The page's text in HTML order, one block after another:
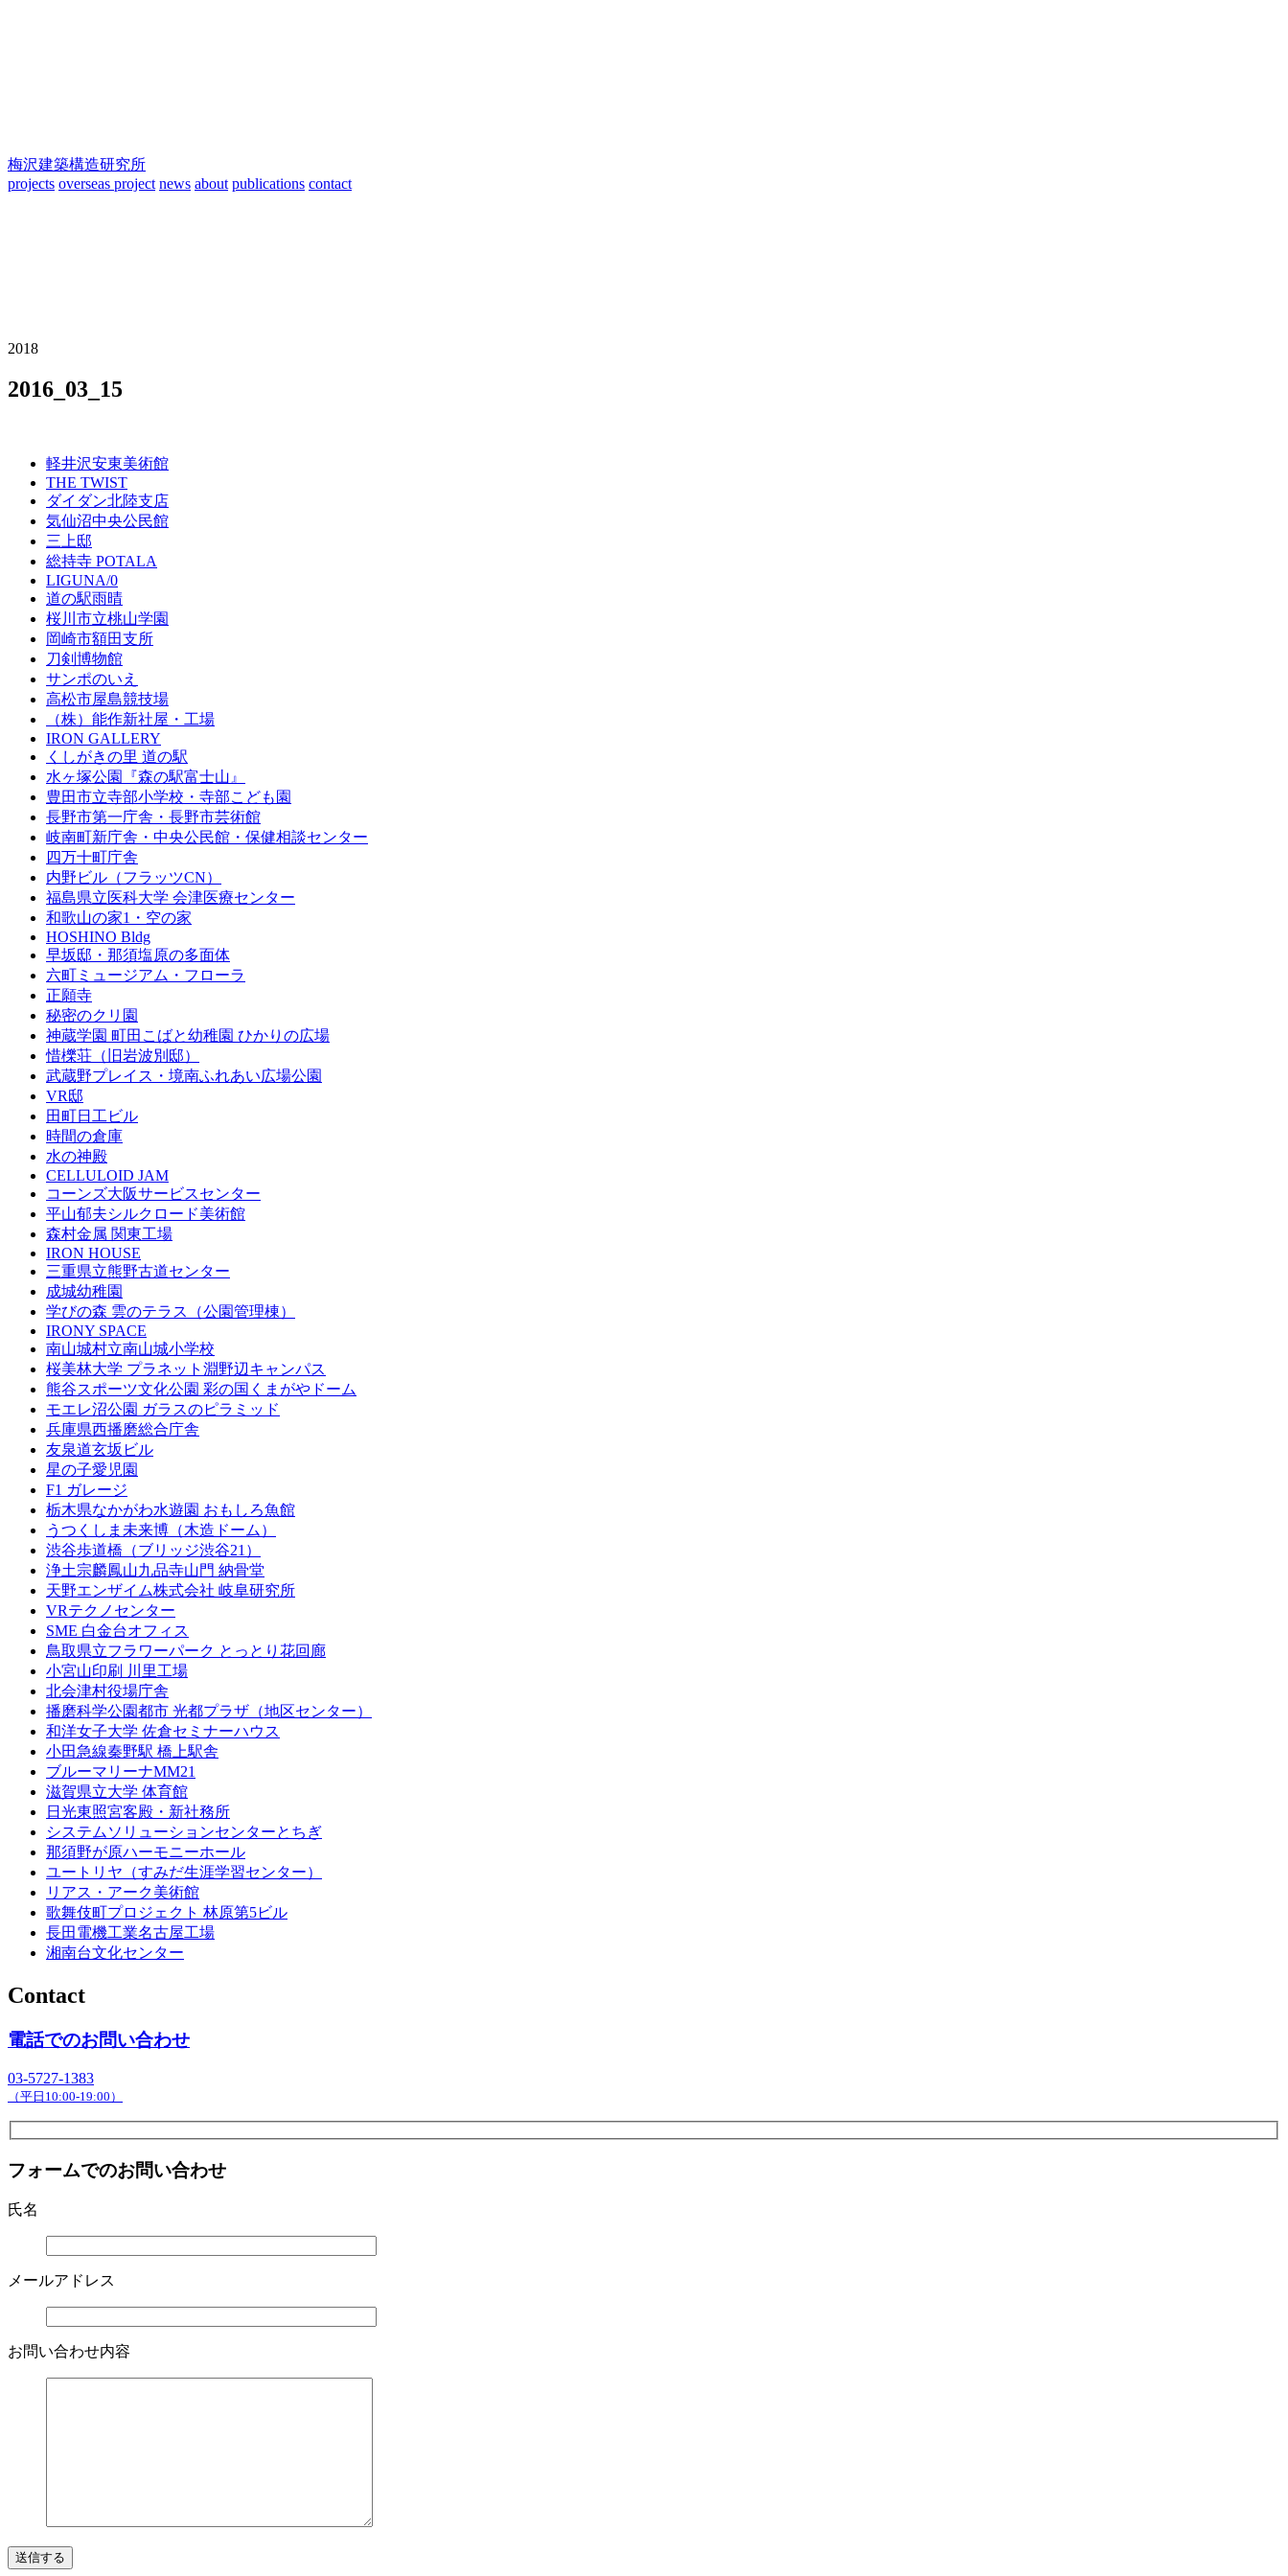
梅沢建築構造研究所
projects overseas project news about publications contact
2018
2016_03_15
軽井沢安東美術館
THE TWIST
ダイダン北陸支店
気仙沼中央公民館
三上邸
総持寺 POTALA
LIGUNA/0
道の駅雨晴
桜川市立桃山学園
岡崎市額田支所
刀剣博物館
サンポのいえ
高松市屋島競技場
（株）能作新社屋・工場
IRON GALLERY
くしがきの里 道の駅
水ヶ塚公園『森の駅富士山』
豊田市立寺部小学校・寺部こども園
長野市第一庁舎・長野市芸術館
岐南町新庁舎・中央公⺠館・保健相談センター
四万十町庁舎
内野ビル（フラッツCN）
福島県立医科大学 会津医療センター
和歌山の家1・空の家
HOSHINO Bldg
早坂邸・那須塩原の多面体
六町ミュージアム・フローラ
正願寺
秘密のクリ園
神蔵学園 町田こばと幼稚園 ひかりの広場
惜櫟荘（旧岩波別邸）
武蔵野プレイス・境南ふれあい広場公園
VR邸
田町日工ビル
時間の倉庫
水の神殿
CELLULOID JAM
コーンズ大阪サービスセンター
平山郁夫シルクロード美術館
森村金属 関東工場
IRON HOUSE
三重県立熊野古道センター
成城幼稚園
学びの森 雲のテラス（公園管理棟）
IRONY SPACE
南山城村立南山城小学校
桜美林大学 プラネット淵野辺キャンパス
熊谷スポーツ文化公園 彩の国くまがやドーム
モエレ沼公園 ガラスのピラミッド
兵庫県西播磨総合庁舎
友泉道玄坂ビル
星の子愛児園
F1 ガレージ
栃木県なかがわ水遊園 おもしろ魚館
うつくしま未来博（木造ドーム）
渋谷歩道橋（ブリッジ渋谷21）
浄土宗麟鳳山九品寺山門 納骨堂
天野エンザイム株式会社 岐阜研究所
VRテクノセンター
SME 白金台オフィス
鳥取県立フラワーパーク とっとり花回廊
小宮山印刷 川里工場
北会津村役場庁舎
播磨科学公園都市 光都プラザ（地区センター）
和洋女子大学 佐倉セミナーハウス
小田急線秦野駅 橋上駅舎
ブルーマリーナMM21
滋賀県立大学 体育館
日光東照宮客殿・新社務所
システムソリューションセンターとちぎ
那須野が原ハーモニーホール
ユートリヤ（すみだ生涯学習センター）
リアス・アーク美術館
歌舞伎町プロジェクト 林原第5ビル
長田電機工業名古屋工場
湘南台文化センター
Contact
電話でのお問い合わせ
03-5727-1383
（平日10:00-19:00）
フォームでのお問い合わせ
氏名
メールアドレス
お問い合わせ内容